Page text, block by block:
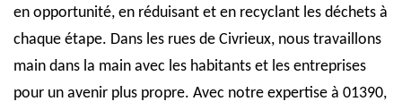
en opportunité, en réduisant et en recyclant les déchets à
chaque étape. Dans les rues de Civrieux, nous travaillons
main dans la main avec les habitants et les entreprises
pour un avenir plus propre. Avec notre expertise à 01390,